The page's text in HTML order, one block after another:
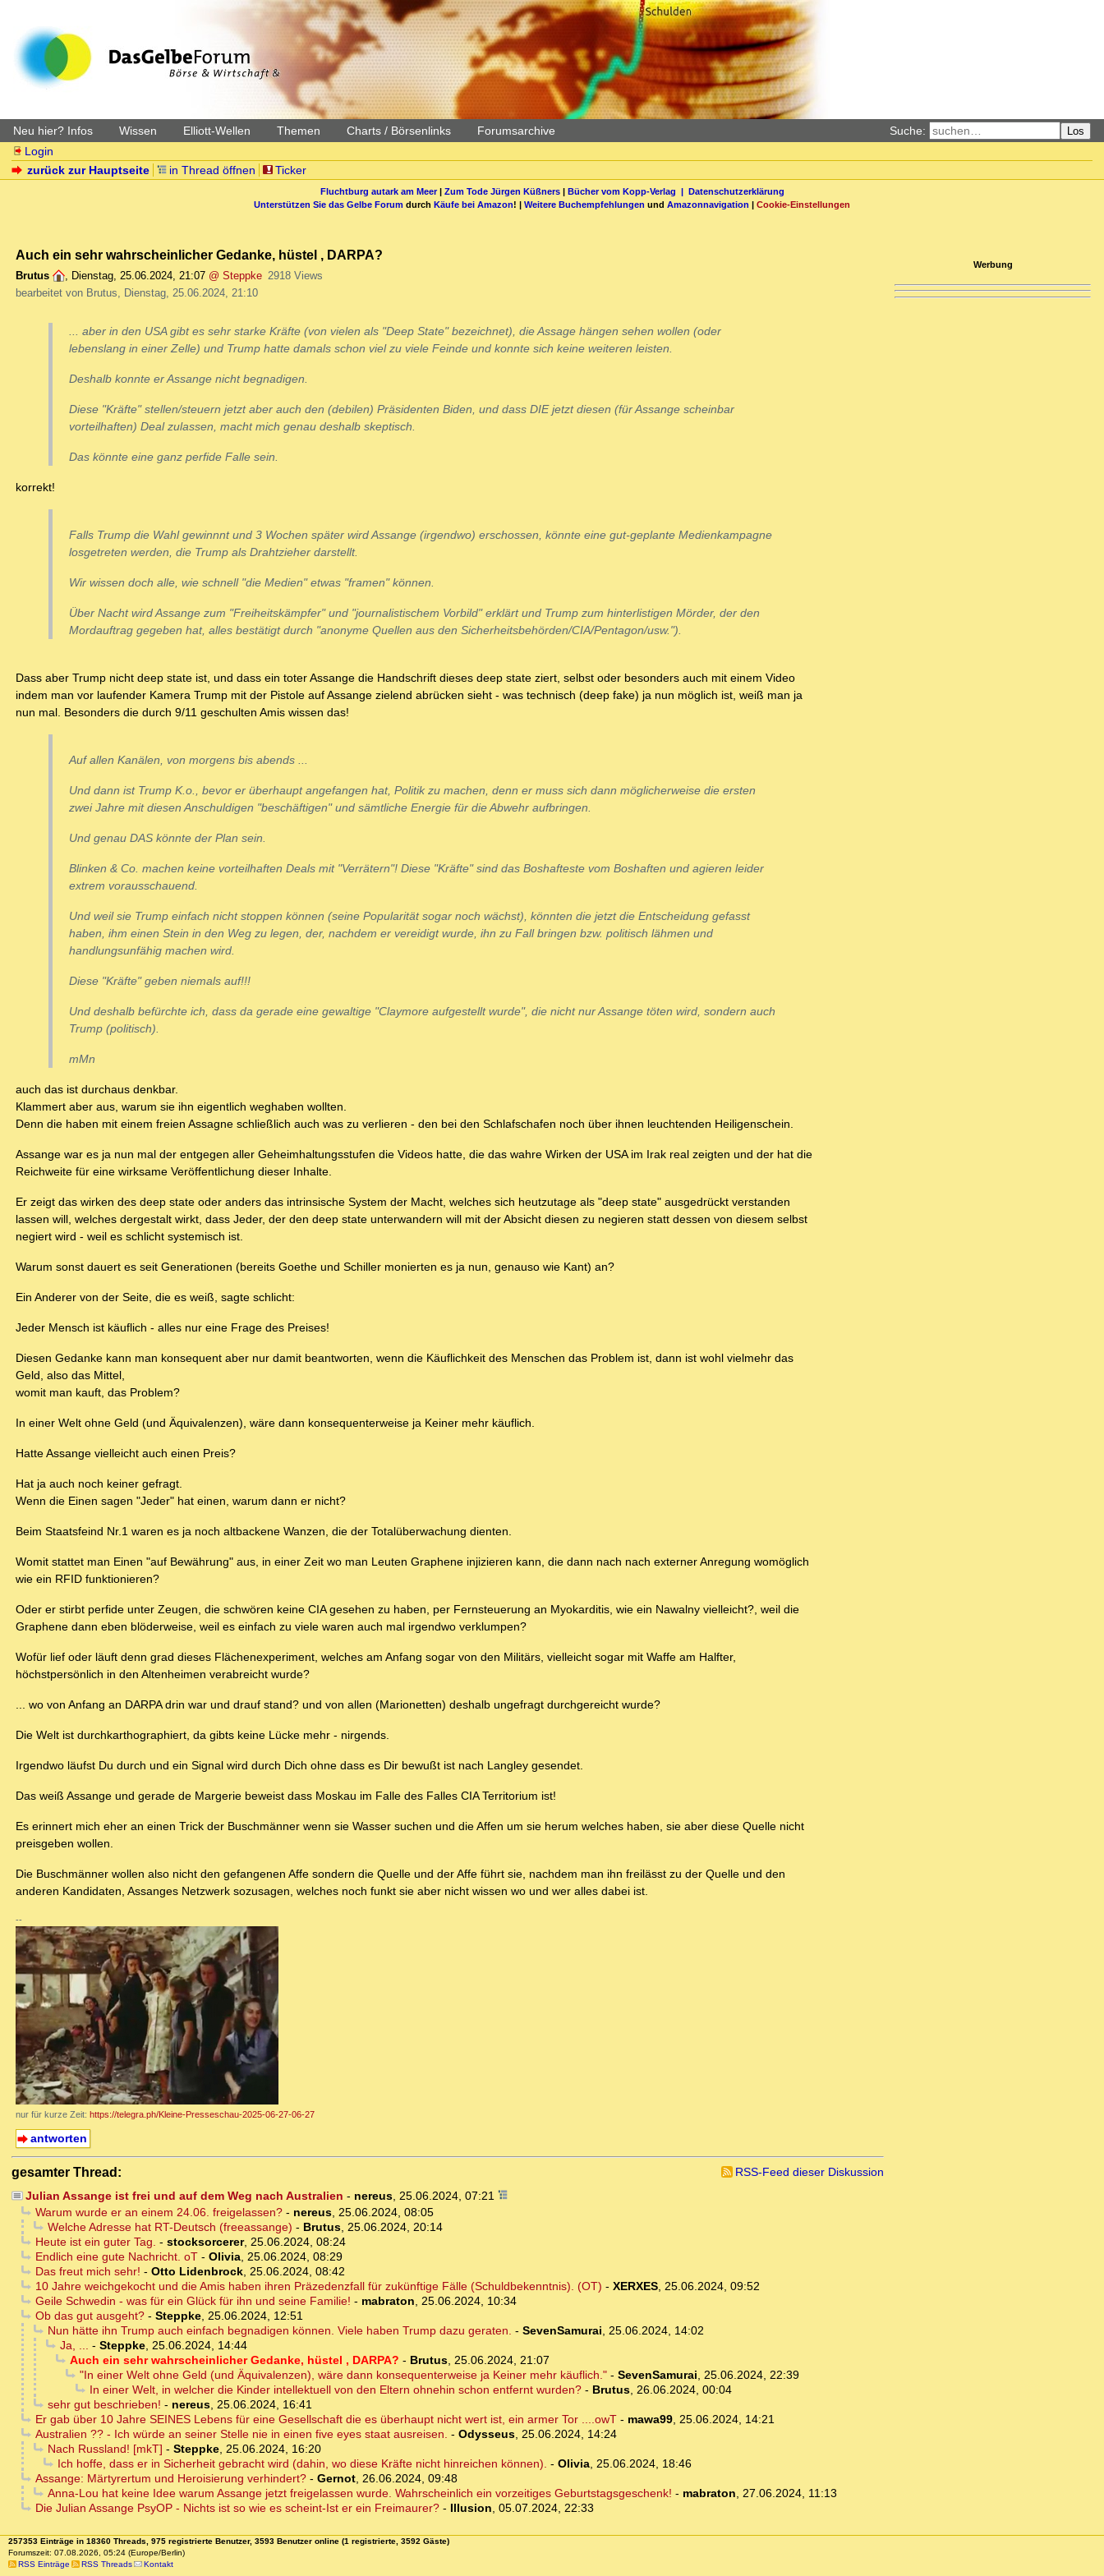
Neu hier? Infos Wissen Elliott-Wellen Themen Charts / Börsenlinks Forumsarchive Suche: Los
Login
zurück zur Hauptseite
in Thread öffnen Ticker
Fluchtburg autark am Meer| Zum Tode Jürgen Küßners| Bücher vom Kopp-Verlag | Datenschutzerklärung
Unterstützen Sie das Gelbe Forum durch Käufe bei Amazon! | Weitere Buchempfehlungen und Amazonnavigation | Cookie-Einstellungen
Auch ein sehr wahrscheinlicher Gedanke, hüstel , DARPA?
Brutus , Dienstag, 25.06.2024, 21:07 @ Steppke 2918 Views
bearbeitet von Brutus, Dienstag, 25.06.2024, 21:10
... aber in den USA gibt es sehr starke Kräfte (von vielen als "Deep State" bezeichnet), die Assage hängen sehen wollen (oder
lebenslang in einer Zelle) und Trump hatte damals schon viel zu viele Feinde und konnte sich keine weiteren leisten.
Deshalb konnte er Assange nicht begnadigen.
Diese "Kräfte" stellen/steuern jetzt aber auch den (debilen) Präsidenten Biden, und dass DIE jetzt diesen (für Assange scheinbar
vorteilhaften) Deal zulassen, macht mich genau deshalb skeptisch.
Das könnte eine ganz perfide Falle sein.
korrekt!
Falls Trump die Wahl gewinnnt und 3 Wochen später wird Assange (irgendwo) erschossen, könnte eine gut-geplante Medienkampagne
losgetreten werden, die Trump als Drahtzieher darstellt.
Wir wissen doch alle, wie schnell "die Medien" etwas "framen" können.
Über Nacht wird Assange zum "Freiheitskämpfer" und "journalistischem Vorbild" erklärt und Trump zum hinterlistigen Mörder, der den
Mordauftrag gegeben hat, alles bestätigt durch "anonyme Quellen aus den Sicherheitsbehörden/CIA/Pentagon/usw.").
Dass aber Trump nicht deep state ist, und dass ein toter Assange die Handschrift dieses deep state ziert, selbst oder besonders auch mit einem Video
indem man vor laufender Kamera Trump mit der Pistole auf Assange zielend abrücken sieht - was technisch (deep fake) ja nun möglich ist, weiß man ja
nun mal. Besonders die durch 9/11 geschulten Amis wissen das!
Auf allen Kanälen, von morgens bis abends ...
Und dann ist Trump K.o., bevor er überhaupt angefangen hat, Politik zu machen, denn er muss sich dann möglicherweise die ersten
zwei Jahre mit diesen Anschuldigen "beschäftigen" und sämtliche Energie für die Abwehr aufbringen.
Und genau DAS könnte der Plan sein.
Blinken & Co. machen keine vorteilhaften Deals mit "Verrätern"! Diese "Kräfte" sind das Boshafteste vom Boshaften und agieren leider
extrem vorausschauend.
Und weil sie Trump einfach nicht stoppen können (seine Popularität sogar noch wächst), könnten die jetzt die Entscheidung gefasst
haben, ihm einen Stein in den Weg zu legen, der, nachdem er vereidigt wurde, ihn zu Fall bringen bzw. politisch lähmen und
handlungsunfähig machen wird.
Diese "Kräfte" geben niemals auf!!!
Und deshalb befürchte ich, dass da gerade eine gewaltige "Claymore aufgestellt wurde", die nicht nur Assange töten wird, sondern auch
Trump (politisch).
mMn
auch das ist durchaus denkbar.
Klammert aber aus, warum sie ihn eigentlich weghaben wollten.
Denn die haben mit einem freien Assagne schließlich auch was zu verlieren - den bei den Schlafschafen noch über ihnen leuchtenden Heiligenschein.
Assange war es ja nun mal der entgegen aller Geheimhaltungsstufen die Videos hatte, die das wahre Wirken der USA im Irak real zeigten und der hat die
Reichweite für eine wirksame Veröffentlichung dieser Inhalte.
Er zeigt das wirken des deep state oder anders das intrinsische System der Macht, welches sich heutzutage als "deep state" ausgedrückt verstanden
lassen will, welches dergestalt wirkt, dass Jeder, der den deep state unterwandern will mit der Absicht diesen zu negieren statt dessen von diesem selbst
negiert wird - weil es schlicht systemisch ist.
Warum sonst dauert es seit Generationen (bereits Goethe und Schiller monierten es ja nun, genauso wie Kant) an?
Ein Anderer von der Seite, die es weiß, sagte schlicht:
Jeder Mensch ist käuflich - alles nur eine Frage des Preises!
Diesen Gedanke kann man konsequent aber nur damit beantworten, wenn die Käuflichkeit des Menschen das Problem ist, dann ist wohl vielmehr das
Geld, also das Mittel,
womit man kauft, das Problem?
In einer Welt ohne Geld (und Äquivalenzen), wäre dann konsequenterweise ja Keiner mehr käuflich.
Hatte Assange vielleicht auch einen Preis?
Hat ja auch noch keiner gefragt.
Wenn die Einen sagen "Jeder" hat einen, warum dann er nicht?
Beim Staatsfeind Nr.1 waren es ja noch altbackene Wanzen, die der Totalüberwachung dienten.
Womit stattet man Einen "auf Bewährung" aus, in einer Zeit wo man Leuten Graphene injizieren kann, die dann nach nach externer Anregung womöglich
wie ein RFID funktionieren?
Oder er stirbt perfide unter Zeugen, die schwören keine CIA gesehen zu haben, per Fernsteuerung an Myokarditis, wie ein Nawalny vielleicht?, weil die
Graphene dann eben blöderweise, weil es einfach zu viele waren auch mal irgendwo verklumpen?
Wofür lief oder läuft denn grad dieses Flächenexperiment, welches am Anfang sogar von den Militärs, vielleicht sogar mit Waffe am Halfter,
höchstpersönlich in den Altenheimen verabreicht wurde?
... wo von Anfang an DARPA drin war und drauf stand? und von allen (Marionetten) deshalb ungefragt durchgereicht wurde?
Die Welt ist durchkarthographiert, da gibts keine Lücke mehr - nirgends.
Irgendwo läufst Du durch und ein Signal wird durch Dich ohne dass es Dir bewußt ist nach Langley gesendet.
Das weiß Assange und gerade de Margerie beweist dass Moskau im Falle des Falles CIA Territorium ist!
Es erinnert mich eher an einen Trick der Buschmänner wenn sie Wasser suchen und die Affen um sie herum welches haben, sie aber diese Quelle nicht
preisgeben wollen.
Die Buschmänner wollen also nicht den gefangenen Affe sondern die Quelle und der Affe führt sie, nachdem man ihn freilässt zu der Quelle und den
anderen Kandidaten, Assanges Netzwerk sozusagen, welches noch funkt sie aber nicht wissen wo und wer alles dabei ist.
--
nur für kurze Zeit: https://telegra.ph/Kleine-Presseschau-2025-06-27-06-27
antworten
gesamter Thread:
RSS-Feed dieser Diskussion
Julian Assange ist frei und auf dem Weg nach Australien - nereus, 25.06.2024, 07:21
Warum wurde er an einem 24.06. freigelassen?- nereus, 25.06.2024, 08:05
Welche Adresse hat RT-Deutsch (freeassange) - Brutus, 25.06.2024, 20:14
Heute ist ein guter Tag. - stocksorcerer, 25.06.2024, 08:24
Endlich eine gute Nachricht. oT- Olivia, 25.06.2024, 08:29
Das freut mich sehr! - Otto Lidenbrock, 25.06.2024, 08:42
10 Jahre weichgekocht und die Amis haben ihren Präzedenzfall für zukünftige Fälle (Schuldbekenntnis). (OT) - XERXES, 25.06.2024, 09:52
Geile Schwedin - was für ein Glück für ihn und seine Familie! - mabraton, 25.06.2024, 10:34
Ob das gut ausgeht?- Steppke, 25.06.2024, 12:51
Nun hätte ihn Trump auch einfach begnadigen können. Viele haben Trump dazu geraten. - SevenSamurai, 25.06.2024, 14:02
Ja, ... - Steppke, 25.06.2024, 14:44
Auch ein sehr wahrscheinlicher Gedanke, hüstel , DARPA? - Brutus, 25.06.2024, 21:07
"In einer Welt ohne Geld (und Äquivalenzen), wäre dann konsequenterweise ja Keiner mehr käuflich."- SevenSamurai, 25.06.2024, 22:39
In einer Welt, in welcher die Kinder intellektuell von den Eltern ohnehin schon entfernt wurden?- Brutus, 26.06.2024, 00:04
sehr gut beschrieben! - nereus, 25.06.2024, 16:41
Er gab über 10 Jahre SEINES Lebens für eine Gesellschaft die es überhaupt nicht wert ist, ein armer Tor ....owT- mawa99, 25.06.2024, 14:21
Australien ?? - Ich würde an seiner Stelle nie in einen five eyes staat ausreisen. - Odysseus, 25.06.2024, 14:24
Nach Russland! [mkT] - Steppke, 25.06.2024, 16:20
Ich hoffe, dass er in Sicherheit gebracht wird (dahin, wo diese Kräfte nicht hinreichen können). - Olivia, 25.06.2024, 18:46
Assange: Märtyrertum und Heroisierung verhindert?- Gernot, 26.06.2024, 09:48
Anna-Lou hat keine Idee warum Assange jetzt freigelassen wurde. Wahrscheinlich ein vorzeitiges Geburtstagsgeschenk! - mabraton, 27.06.2024, 11:13
Die Julian Assange PsyOP - Nichts ist so wie es scheint-Ist er ein Freimaurer?- Illusion, 05.07.2024, 22:33
Werbung
257353 Einträge in 18360 Threads, 975 registrierte Benutzer, 3593 Benutzer online (1 registrierte, 3592 Gäste)
Forumszeit: 07.08.2026, 05:24 (Europe/Berlin)
RSS Einträge
RSS Threads Kontakt